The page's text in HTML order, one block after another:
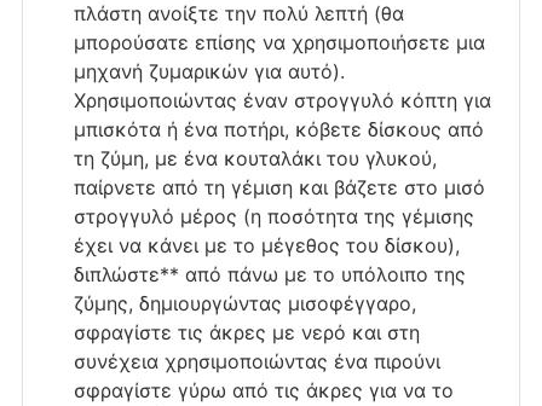
πλάστη ανοίξτε την πολύ λεπτή (θα
μπορούσατε επίσης να χρησιμοποιήσετε μια
μηχανή ζυμαρικών για αυτό).
Χρησιμοποιώντας έναν στρογγυλό κόπτη για
μπισκότα ή ένα ποτήρι, κόβετε δίσκους από
τη ζύμη, με ένα κουταλάκι του γλυκού,
παίρνετε από τη γέμιση και βάζετε στο μισό
στρογγυλό μέρος (η ποσότητα της γέμισης
έχει να κάνει με το μέγεθος του δίσκου),
διπλώστε** από πάνω με το υπόλοιπο της
ζύμης, δημιουργώντας μισοφέγγαρο,
σφραγίστε τις άκρες με νερό και στη
συνέχεια χρησιμοποιώντας ένα πιρούνι
σφραγίστε γύρω από τις άκρες για να το